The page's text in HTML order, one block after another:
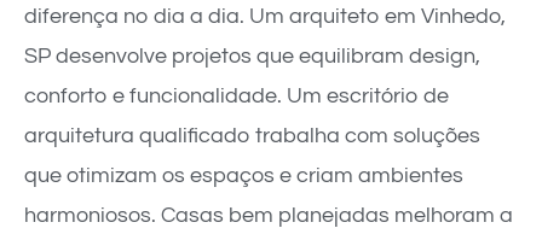
diferença no dia a dia. Um arquiteto em Vinhedo,
SP desenvolve projetos que equilibram design,
conforto e funcionalidade. Um escritório de
arquitetura qualificado trabalha com soluções
que otimizam os espaços e criam ambientes
harmoniosos. Casas bem planejadas melhoram a